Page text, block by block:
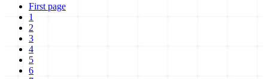
First page
1
2
3
4
5
6